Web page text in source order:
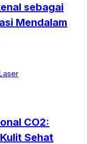
sebagai
Mendalam
CO2:
Sehat